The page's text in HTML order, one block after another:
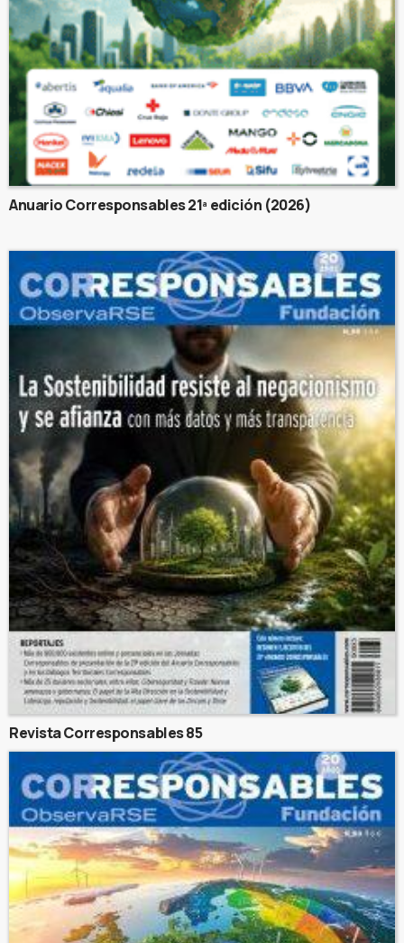
Anuario Corresponsables 21ª edición (2026)
Revista Corresponsables 85